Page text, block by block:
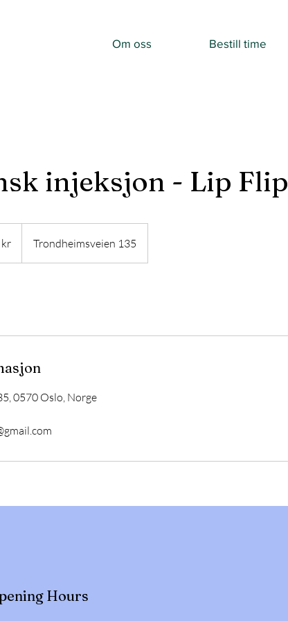
Om oss Bestill time
injeksjon - Lip Flip
kr Trondheimsveien 135
0570 Oslo, Norge
Hours